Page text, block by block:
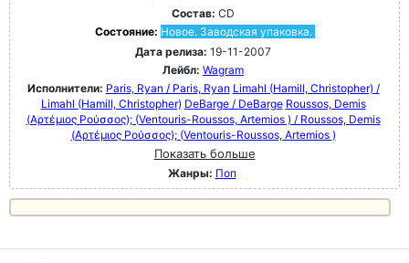
Состав: CD
Состояние: Новое. Заводская упаковка.
Дата релиза: 19-11-2007
Лейбл: Wagram
Исполнители: Paris, Ryan / Paris, Ryan Limahl (Hamill, Christopher) /
Limahl (Hamill, Christopher) DeBarge / DeBarge Roussos, Demis
(Αρτέμιος Ρούσσος); (Ventouris-Roussos, Artemios ) / Roussos, Demis
(Αρτέμιος Ρούσσος); (Ventouris-Roussos, Artemios )
Показать больше
Жанры: Поп